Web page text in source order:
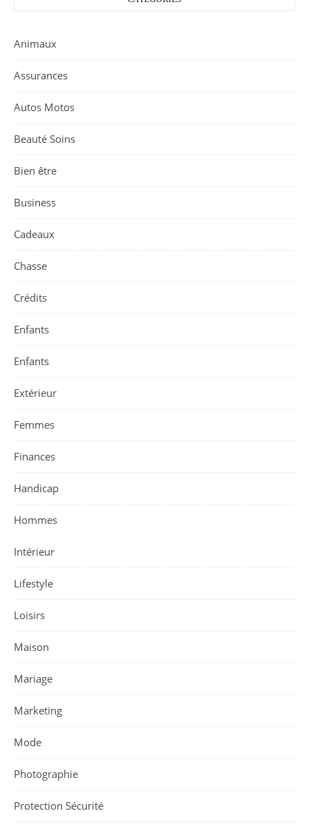
Animaux
Assurances
Autos Motos
Beauté Soins
Bien être
Business
Cadeaux
Chasse
Crédits
Enfants
Enfants
Extérieur
Femmes
Finances
Handicap
Hommes
Intérieur
Lifestyle
Loisirs
Maison
Mariage
Marketing
Mode
Photographie
Protection Sécurité